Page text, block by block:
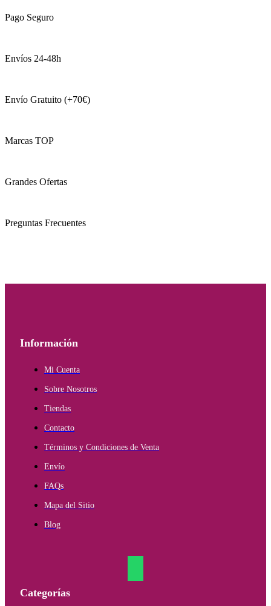
Pago Seguro
Envíos 24-48h
Envío Gratuito (+70€)
Marcas TOP
Grandes Ofertas
Preguntas Frecuentes
Información
Mi Cuenta
Sobre Nosotros
Tiendas
Contacto
Términos y Condiciones de Venta
Envío
FAQs
Mapa del Sitio
Blog
Categorías